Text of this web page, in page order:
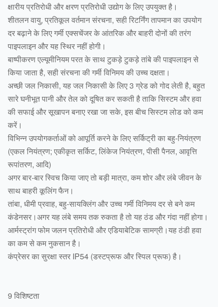
क्षारीय प्रतिरोधी और क्षरण प्रतिरोधी उद्योग के लिए उपयुक्त है।
शीतलन वायु, प्रतिकूल वर्तमान संरचना, सही रिटर्निंग तापमान का उपयोग
दर बढ़ाने के लिए गर्मी एक्सचेंजर के आंतरिक और बाहरी दोनों की तरंग
पाइपलाइन और यह स्थिर नहीं होगी।
बाष्पीकरण एल्यूमीनियम परत के साथ टुकड़े टुकड़े तांबे की पाइपलाइन से
किया जाता है, सही संरचना की गर्मी विनिमय की उच्च दक्षता।
अच्छी जल निकासी, यह जल निकासी के लिए 3 ग्रेड को गोद लेती है, बहुत
सारे घनीभूत पानी और तेल को दूषित कर सकती है ताकि सिस्टम और हवा
की सफाई और सूखापन बनाए रखा जा सके, इस बीच सिस्टम लोड को कम
करें।
विभिन्न उपयोगकर्ताओं को आपूर्ति करने के लिए सर्किट्री का बहु-नियंत्रण
(एकल नियंत्रण; एकीकृत सर्किट, लिंकेज नियंत्रण, पीसी पैनल, आवृत्ति
रूपांतरण, आदि)
अगर बार-बार स्विच किया जाए तो बड़ी मात्रा, कम शोर और लंबे जीवन के
साथ बाहरी कूलिंग फैन।
तांबा, धीमी प्रवाह, बहु-सायक्लिंग और उच्च गर्मी विनिमय दर से बने कम
कंडेनसर।अगर यह लंबे समय तक रुकता है तो यह ठंड और गंदा नहीं होगा।
आर्मस्ट्रांग फोम जलन प्रतिरोधी और एडियाबेटिक सामग्री।यह ठंडी हवा
का कम से कम नुकसान है।
कंप्रेसर का सुरक्षा स्तर IP54 (डस्टप्रूफ और स्पिल प्रूफ) है।
9 विशिष्टता